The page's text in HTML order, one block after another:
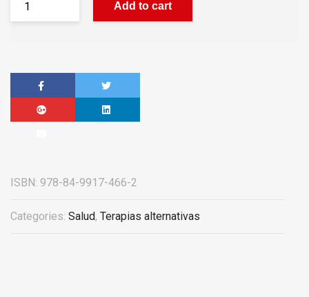
Add to cart
ISBN: 978-84-9917-466-2
Categories: Salud, Terapias alternativas